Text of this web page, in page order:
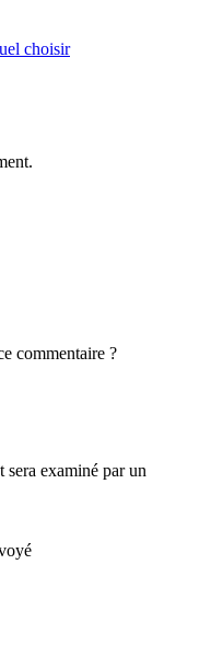
choisir
commentaire ?
sera examiné par un